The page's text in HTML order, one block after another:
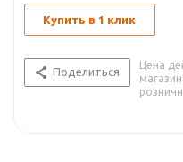
Купить в 1 клик
Поделиться
Цена